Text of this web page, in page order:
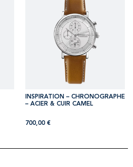
INSPIRATION – CHRONOGRAPHE
– ACIER & CUIR CAMEL
700,00 €